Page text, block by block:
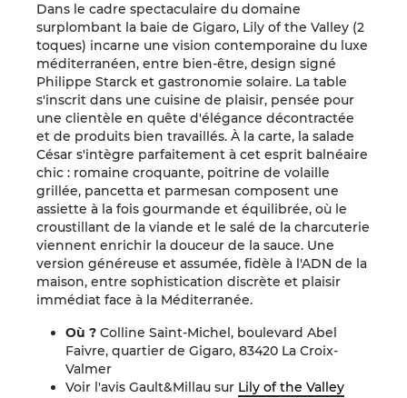
Dans le cadre spectaculaire du domaine
surplombant la baie de Gigaro, Lily of the Valley (2
toques) incarne une vision contemporaine du luxe
méditerranéen, entre bien-être, design signé
Philippe Starck et gastronomie solaire. La table
s'inscrit dans une cuisine de plaisir, pensée pour
une clientèle en quête d'élégance décontractée
et de produits bien travaillés. À la carte, la salade
César s'intègre parfaitement à cet esprit balnéaire
chic : romaine croquante, poitrine de volaille
grillée, pancetta et parmesan composent une
assiette à la fois gourmande et équilibrée, où le
croustillant de la viande et le salé de la charcuterie
viennent enrichir la douceur de la sauce. Une
version généreuse et assumée, fidèle à l'ADN de la
maison, entre sophistication discrète et plaisir
immédiat face à la Méditerranée.
Où ? Colline Saint-Michel, boulevard Abel
Faivre, quartier de Gigaro, 83420 La Croix-
Valmer
Voir l'avis Gault&Millau sur Lily of the Valley